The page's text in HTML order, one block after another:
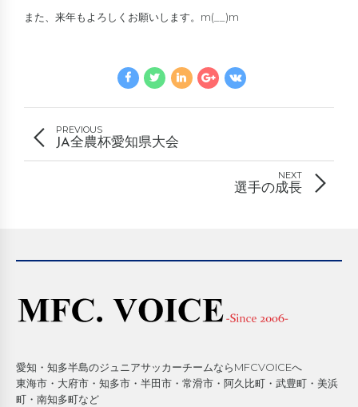
また、来年もよろしくお願いします。m(__)m
PREVIOUS
JA全農杯愛知県大会
NEXT
選手の成長
愛知・知多半島のジュニアサッカーチームならMFCVOICEへ
東海市・大府市・知多市・半田市・常滑市・阿久比町・武豊町・美浜
町・南知多町など